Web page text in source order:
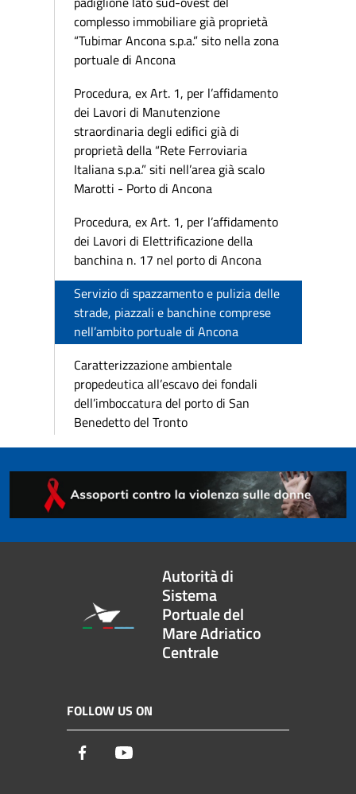
complesso immobiliare già proprietà
“Tubimar Ancona s.p.a.” sito nella zona
portuale di Ancona
Procedura, ex Art. 1, per l’affidamento
dei Lavori di Manutenzione
straordinaria degli edifici già di
proprietà della “Rete Ferroviaria
Italiana s.p.a.” siti nell’area già scalo
Marotti - Porto di Ancona
Procedura, ex Art. 1, per l’affidamento
dei Lavori di Elettrificazione della
banchina n. 17 nel porto di Ancona
Servizio di spazzamento e pulizia delle
strade, piazzali e banchine comprese
nell’ambito portuale di Ancona
Caratterizzazione ambientale
propedeutica all’escavo dei fondali
dell’imboccatura del porto di San
Benedetto del Tronto
Autorità di
Sistema
Portuale del
Mare Adriatico
Centrale
FOLLOW US ON
Facebook